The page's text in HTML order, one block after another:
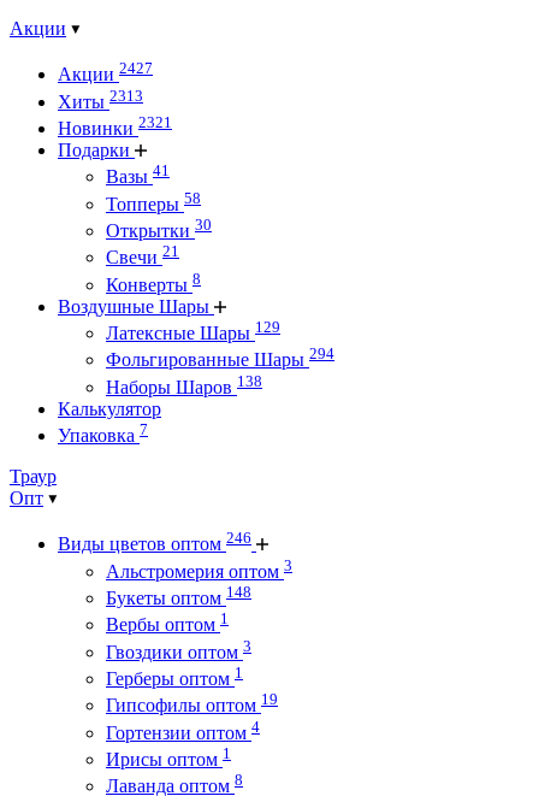
Акции
Акции 2427
Хиты 2313
Новинки 2321
Подарки
Вазы 41
Топперы 58
Открытки 30
Свечи 21
Конверты 8
Воздушные Шары
Латексные Шары 129
Фольгированные Шары 294
Наборы Шаров 138
Калькулятор
Упаковка 7
Траур
Опт
Виды цветов оптом 246
Альстромерия оптом 3
Букеты оптом 148
Вербы оптом 1
Гвоздики оптом 3
Герберы оптом 1
Гипсофилы оптом 19
Гортензии оптом 4
Ирисы оптом 1
Лаванда оптом 8